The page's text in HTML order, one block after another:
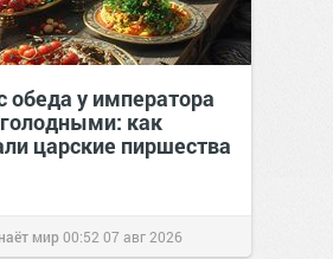
обеда у императора
как
царские пиршества
мир00:52 07 авг 2026